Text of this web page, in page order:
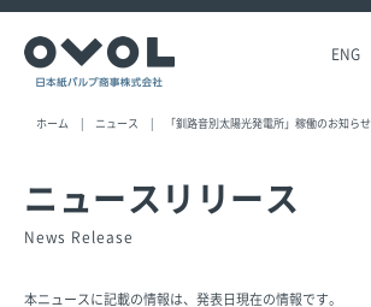
ENG
ホーム ニュース 「釧路音別太陽光発電所」稼働のお知らせ
ニュースリリース
News Release
本ニュースに記載の情報は、発表日現在の情報です。